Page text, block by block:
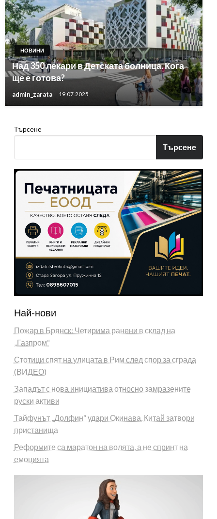
НОВИНИ
Над 350 лекари в Детската болница. Кога
ще е готова?
admin_zarata 19.07.2025
Търсене
Търсене
Най-нови
Пожар в Брянск: Четирима ранени в склад на
„Газпром“
Стотици спят на улицата в Рим след спор за сграда
(ВИДЕО)
Западът с нова инициатива относно замразените
руски активи
Тайфунът „Долфин“ удари Окинава, Китай затвори
пристанища
Реформите са маратон на волята, а не спринт на
емоцията